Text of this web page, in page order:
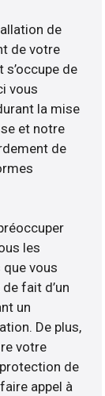
de
de votre
de
vous
la mise
et notre
de
les
que vous
fait d’un
un
De plus,
votre
de
appel à